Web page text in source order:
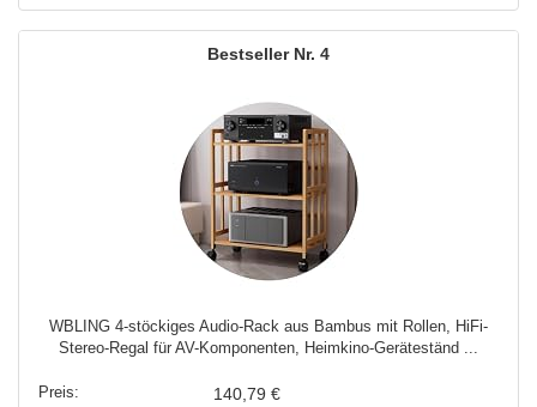
4
WBLING 4-stöckiges Audio-Rack aus Bambus mit Rollen, HiFi-
Stereo-Regal für AV-Komponenten, Heimkino-Geräteständ ...
140,79 €